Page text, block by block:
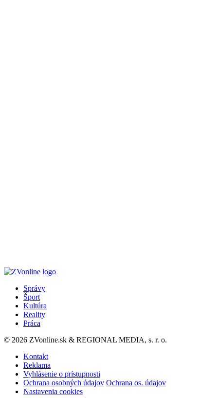
Správy
Šport
Kultúra
Reality
Práca
© 2026 ZVonline.sk & REGIONAL MEDIA, s. r. o.
Kontakt
Reklama
Vyhlásenie o prístupnosti
Ochrana osobných údajov Ochrana os. údajov
Nastavenia cookies